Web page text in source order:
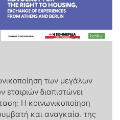
των μεγάλων
διαπιστώνει
Η κοινωνικοποίηση
και αναγκαία. της